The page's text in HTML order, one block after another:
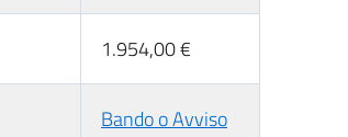
1.954,00 €
Bando o Avviso